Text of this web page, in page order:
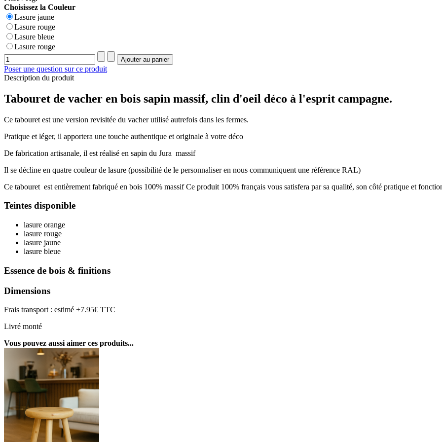
Choisissez la Couleur
Lasure jaune
Lasure rouge
Lasure bleue
Lasure rouge
Poser une question sur ce produit
Description du produit
Tabouret de vacher en bois sapin massif, clin d'oeil déco à l'esprit campagne.
Ce tabouret est une version revisitée du vacher utilisé autrefois dans les fermes.
Pratique et léger, il apportera une touche authentique et originale à votre déco
De fabrication artisanale, il est réalisé en sapin du Jura massif
Il se décline en quatre couleur de lasure (possibilité de le personnaliser en nous communiquent une référence RAL)
Ce tabouret est entièrement fabriqué en bois 100% massif Ce produit 100% français vous satisfera par sa qualité, son côté pratique et
Teintes disponible
lasure orange
lasure rouge
lasure jaune
lasure bleue
Essence de bois & finitions
Dimensions
Frais transport : estimé +7.95€ TTC
Livré monté
Vous pouvez aussi aimer ces produits...